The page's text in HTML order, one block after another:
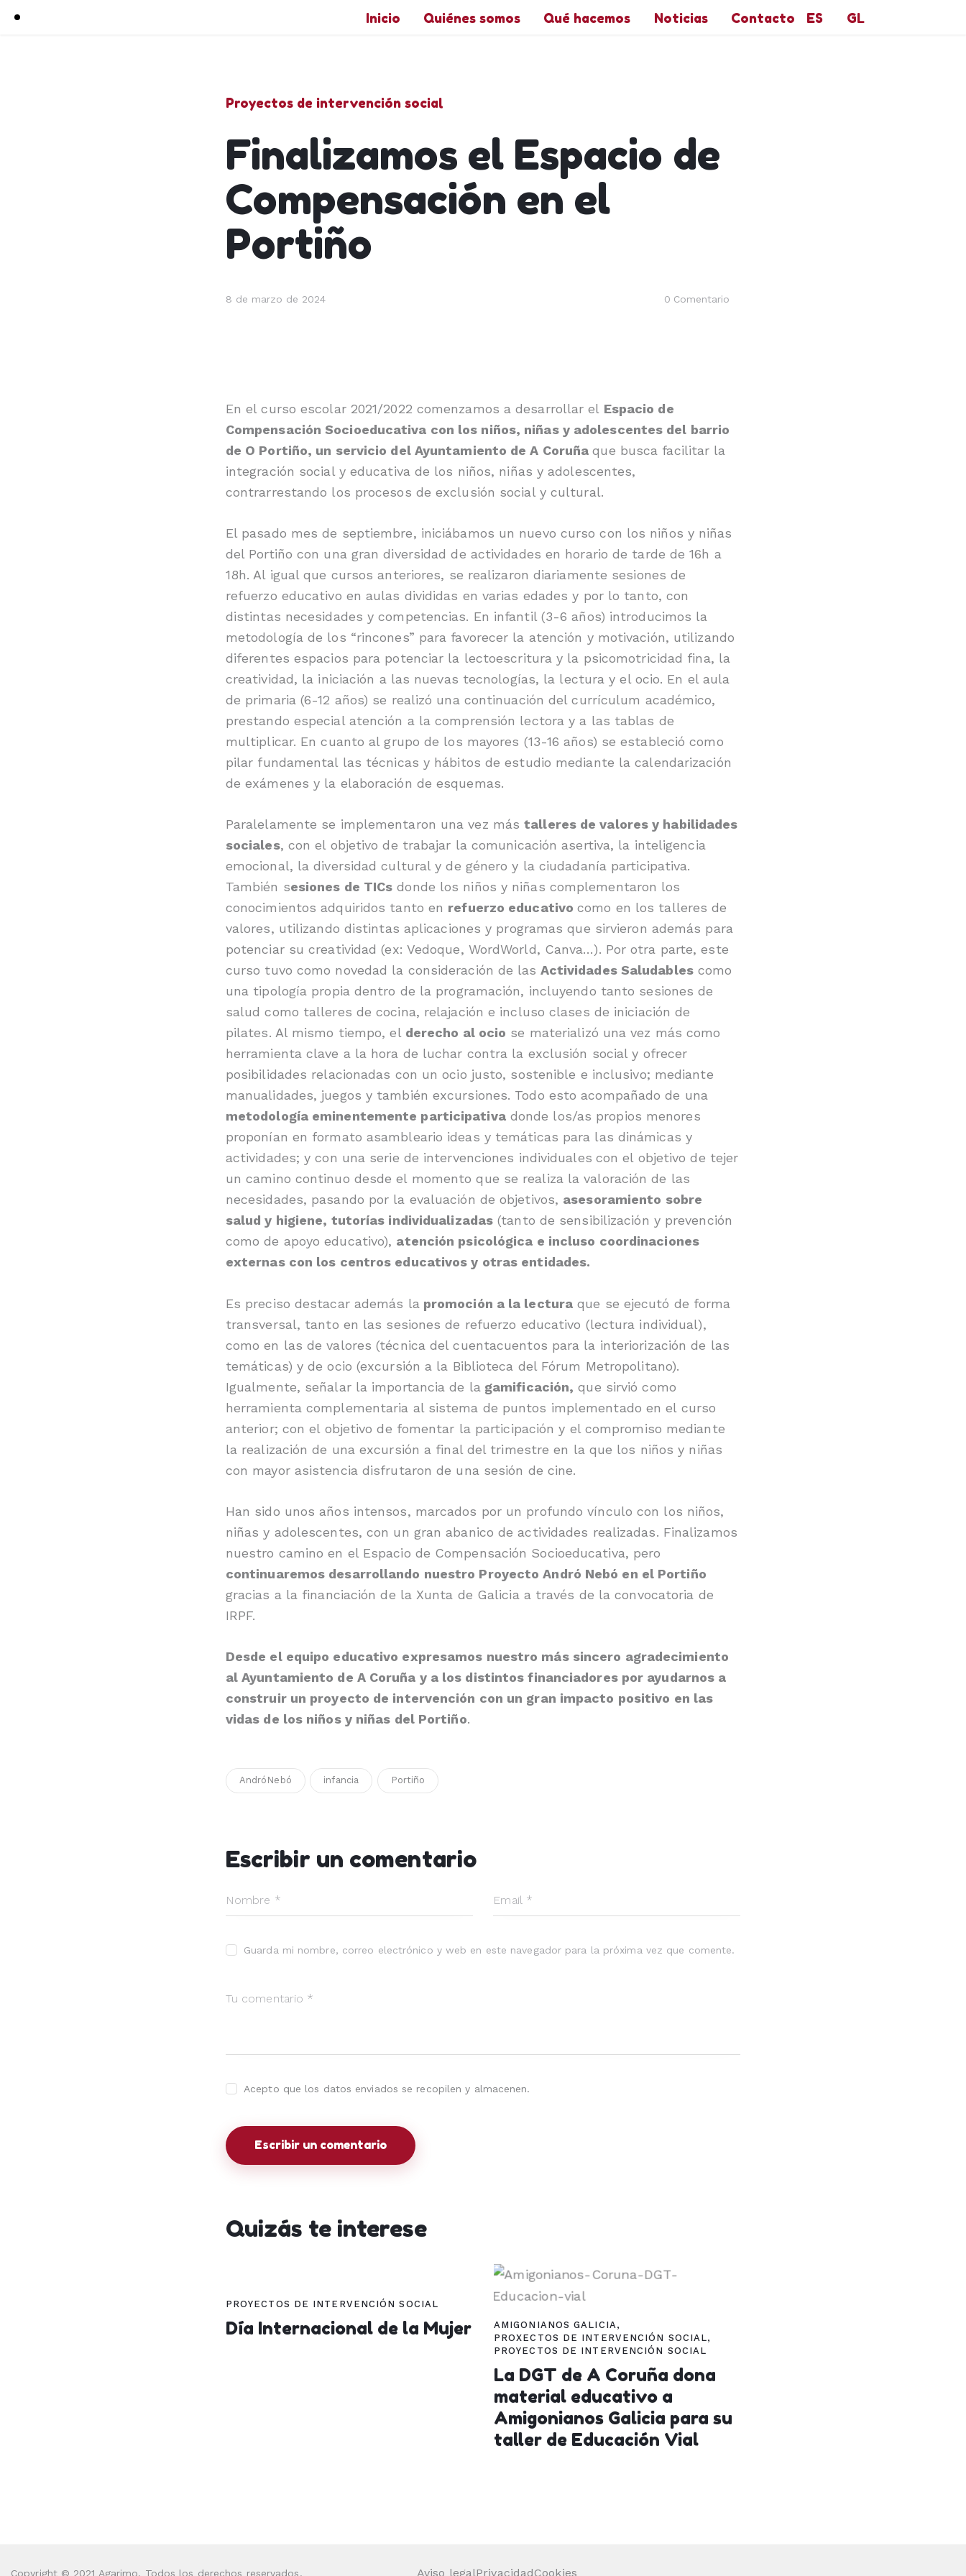
Inicio Quiénes somos Qué hacemos Noticias Contacto ES GL
Proyectos de intervención social
Finalizamos el Espacio de
Compensación en el
Portiño
8 de marzo de 2024 0 Comentario
En el curso escolar 2021/2022 comenzamos a desarrollar el Espacio de
Compensación Socioeducativa con los niños, niñas y adolescentes del barrio
de O Portiño, un servicio del Ayuntamiento de A Coruñaque busca facilitar la
integración social y educativa de los niños, niñas y adolescentes,
contrarrestando los procesos de exclusión social y cultural.
El pasado mes de septiembre, iniciábamos un nuevo curso con los niños y niñas
del Portiño con una gran diversidad de actividades en horario de tarde de 16h a
18h. Al igual que cursos anteriores, se realizaron diariamente sesiones de
refuerzo educativo en aulas divididas en varias edades y por lo tanto, con
distintas necesidades y competencias. En infantil (3-6 años) introducimos la
metodología de los “rincones” para favorecer la atención y motivación, utilizando
diferentes espacios para potenciar la lectoescritura y la psicomotricidad fina, la
creatividad, la iniciación a las nuevas tecnologías, la lectura y el ocio. En el aula
de primaria (6-12 años) se realizó una continuación del currículum académico,
prestando especial atención a la comprensión lectora y a las tablas de
multiplicar. En cuanto al grupo de los mayores (13-16 años) se estableció como
pilar fundamental las técnicas y hábitos de estudio mediante la calendarización
de exámenes y la elaboración de esquemas.
Paralelamente se implementaron una vez mástalleres de valores y habilidades
sociales, con el objetivo de trabajar la comunicación asertiva, la inteligencia
emocional, la diversidad cultural y de género y la ciudadanía participativa.
También sesiones de TICs donde los niños y niñas complementaron los
conocimientos adquiridos tanto en refuerzo educativocomo en los talleres de
valores, utilizando distintas aplicaciones y programas que sirvieron además para
potenciar su creatividad (ex: Vedoque, WordWorld, Canva…). Por otra parte, este
curso tuvo como novedad la consideración de las Actividades Saludablescomo
una tipología propia dentro de la programación, incluyendo tanto sesiones de
salud como talleres de cocina, relajación e incluso clases de iniciación de
pilates. Al mismo tiempo, el derecho al ocio se materializó una vez más como
herramienta clave a la hora de luchar contra la exclusión social y ofrecer
posibilidades relacionadas con un ocio justo, sostenible e inclusivo; mediante
manualidades, juegos y también excursiones. Todo esto acompañado de una
metodología eminentemente participativadonde los/as propios menores
proponían en formato asambleario ideas y temáticas para las dinámicas y
actividades; y con una serie de intervenciones individuales con el objetivo de tejer
un camino continuo desde el momento que se realiza la valoración de las
necesidades, pasando por la evaluación de objetivos, asesoramiento sobre
salud y higiene, tutorías individualizadas (tanto de sensibilización y prevención
como de apoyo educativo), atención psicológica e incluso coordinaciones
externas con los centros educativos y otras entidades.
Es preciso destacar además la promoción a la lectura que se ejecutó de forma
transversal, tanto en las sesiones de refuerzo educativo (lectura individual),
como en las de valores (técnica del cuentacuentos para la interiorización de las
temáticas) y de ocio (excursión a la Biblioteca del Fórum Metropolitano).
Igualmente, señalar la importancia de la gamificación, que sirvió como
herramienta complementaria al sistema de puntos implementado en el curso
anterior; con el objetivo de fomentar la participación y el compromiso mediante
la realización de una excursión a final del trimestre en la que los niños y niñas
con mayor asistencia disfrutaron de una sesión de cine.
Han sido unos años intensos, marcados por un profundo vínculo con los niños,
niñas y adolescentes, con un gran abanico de actividades realizadas. Finalizamos
nuestro camino en el Espacio de Compensación Socioeducativa, pero
continuaremos desarrollando nuestro Proyecto Andró Nebó en el Portiño
gracias a la financiación de la Xunta de Galicia a través de la convocatoria de
IRPF.
Desde el equipo educativo expresamos nuestro más sincero agradecimiento
al Ayuntamiento de A Coruña y a los distintos financiadores por ayudarnos a
construir un proyecto de intervención con un gran impacto positivo en las
vidas de los niños y niñas del Portiño.
AndróNebó infancia Portiño
Escribir un comentario
Guarda mi nombre, correo electrónico y web en este navegador para la próxima vez que comente.
Acepto que los datos enviados se recopilen y almacenen.
Quizás te interese
PROYECTOS DE INTERVENCIÓN SOCIAL
Día Internacional de la Mujer AMIGONIANOS GALICIA ,
PROXECTOS DE INTERVENCIÓN SOCIAL,
PROYECTOS DE INTERVENCIÓN SOCIAL
La DGT de A Coruña dona
material educativo a
Amigonianos Galicia para su
taller de Educación Vial
Copyright © 2021 Agarimo. Todos los derechos reservados. Aviso legalPrivacidadCookies